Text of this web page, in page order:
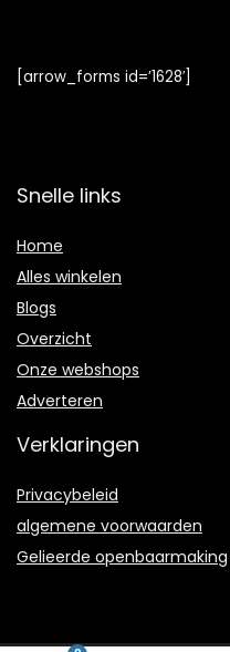
[arrow_forms id=’1628′]
Snelle links
Home
Alles winkelen
Blogs
Overzicht
Onze webshops
Adverteren
Verklaringen
Privacybeleid
algemene voorwaarden
Gelieerde openbaarmaking